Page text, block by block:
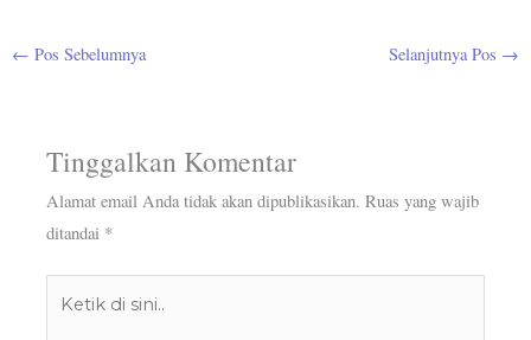
← Pos Sebelumnya Selanjutnya Pos →
Tinggalkan Komentar
Alamat email Anda tidak akan dipublikasikan. Ruas yang wajib
ditandai *